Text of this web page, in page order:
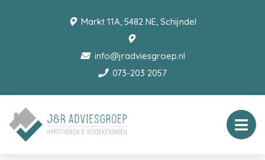
Markt 11A, 5482 NE, Schijndel
info@jradviesgroep.nl
073-203 2057